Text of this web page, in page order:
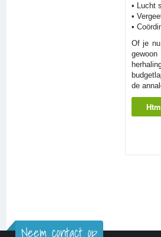
• Lucht
•
•
Of je
de
Neem contact op